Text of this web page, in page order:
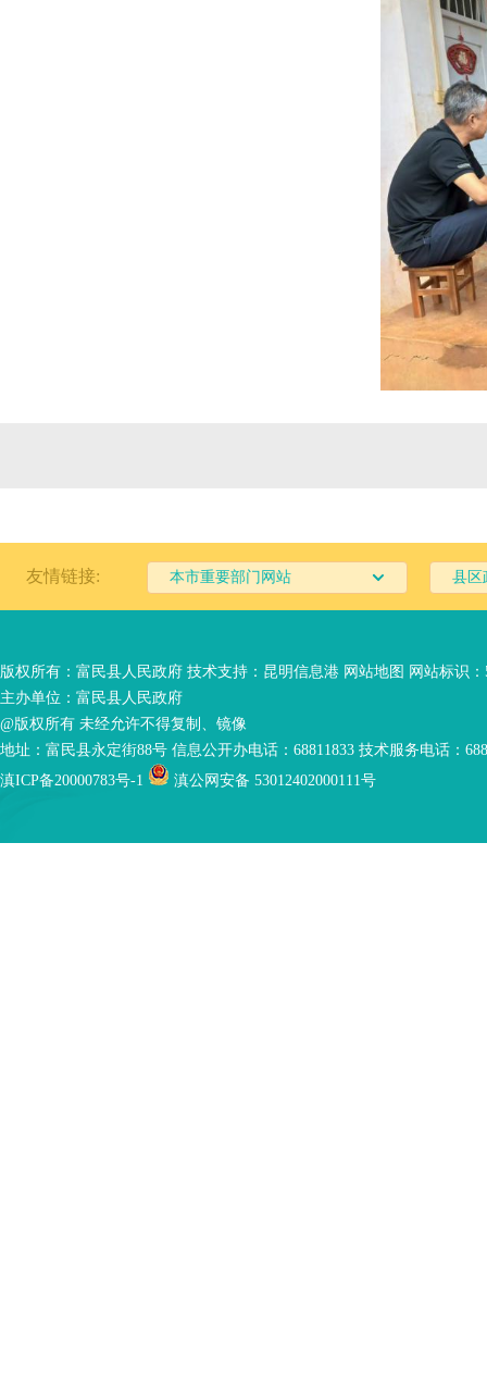
友情链接: 本市重要部门网站 县区
版权所有：富民县人民政府 技术支持： 昆明信息港 网站地图 网站标识：
主办单位：富民县人民政府
@版权所有 未经允许不得复制、镜像
地址：富民县永定街88号 信息公开办电话：68811833 技术服务电话：
滇ICP备20000783号-1
滇公网安备 53012402000111号